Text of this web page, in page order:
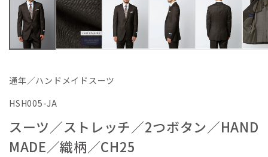
通年／ハンドメイドスーツ
HSH005-JA
スーツ／ストレッチ／2つボタン／HAND
MADE／織柄／CH25